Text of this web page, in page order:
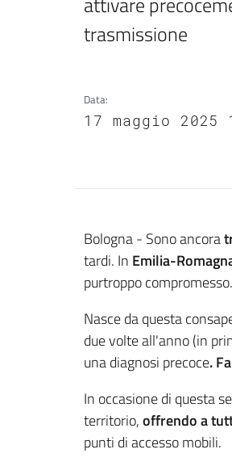
trasmissione
Data:
17 maggio 2025
Contenuto
Bologna - Sono ancora
tardi. In Emilia-
purtroppo
Nasce da questa
due volte all'anno (in
una diagnosi precoce.
In occasione di questa
territorio,offrendo a
punti di accesso mobili.